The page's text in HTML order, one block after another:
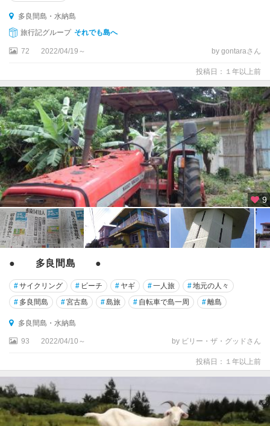
多良間島・水納島
旅行記グループ それでも島へ
72 2022/04/19～ by gontaraさん
投稿日：１年以上前
9
● 多良間島 ●
#サイクリング # ビーチ # ヤギ #一人旅 #地元の人々
# 多良間島 #宮古島 #島旅 # 自転車で島一周 #離島
多良間島・水納島
93 2022/04/10～ by ビリー・ザ・グッドさん
投稿日：１年以上前